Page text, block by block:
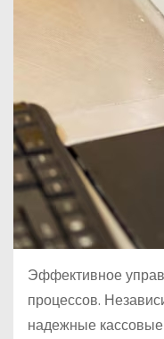
Эффективное
процессов.
надежные